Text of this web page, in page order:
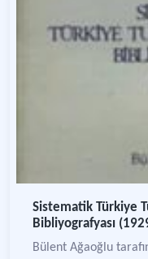
Sistematik Türkiye
Bibliyografyası
Bülent Ağaoğlu